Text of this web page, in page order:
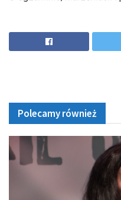
Polecamy również